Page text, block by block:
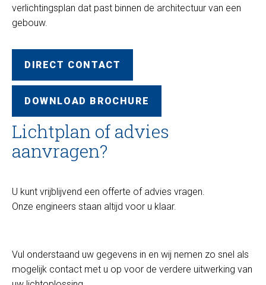
verlichtingsplan dat past binnen de architectuur van een
gebouw.
DIRECT CONTACT
DOWNLOAD BROCHURE
Lichtplan of advies
aanvragen?
U kunt vrijblijvend een offerte of advies vragen.
Onze engineers staan altijd voor u klaar.
Vul onderstaand uw gegevens in en wij nemen zo snel als
mogelijk contact met u op voor de verdere uitwerking van